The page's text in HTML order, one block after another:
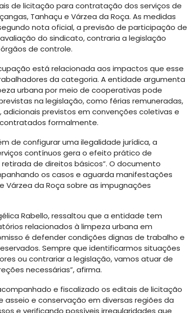
de licitação para contratação dos serviços de
Tanhaçu e Várzea da Roça. As medidas
nota oficial, a previsão de participação de
do sindicato, contraria a legislação
de controle.
está relacionada aos impactos que esse
da categoria. A entidade argumenta
urbana por meio de cooperativas pode
na legislação, como férias remuneradas,
previstos em convenções coletivas e
formalmente.
de configurar uma ilegalidade jurídica, a
contínuos gera o efeito prático de
de direitos básicos”. O documento
os casos e aguarda manifestações
Várzea da Roça sobre as impugnações
Rabello, ressaltou que a entidade tem
relacionados à limpeza urbana em
é defender condições dignas de trabalho e
Sempre que identificarmos situações
ou contrariar a legislação, vamos atuar de
necessárias”, afirma.
e fiscalizado os editais de licitação
e conservação em diversas regiões da
e verificando possíveis irregularidades que